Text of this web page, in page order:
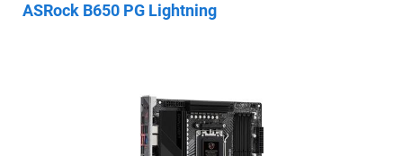
ASRock B650 PG Lightning